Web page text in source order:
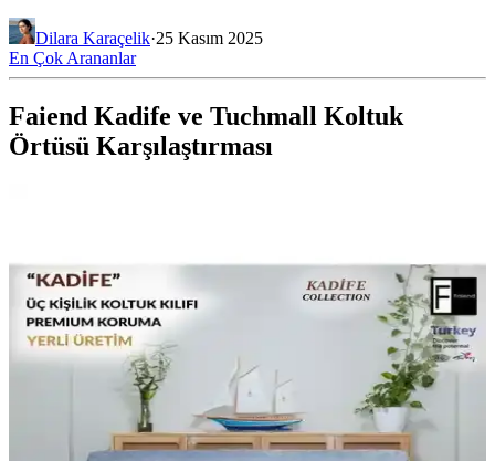
Dilara Karaçelik·25 Kasım 2025
En Çok Arananlar
Faiend Kadife ve Tuchmall Koltuk
Örtüsü Karşılaştırması